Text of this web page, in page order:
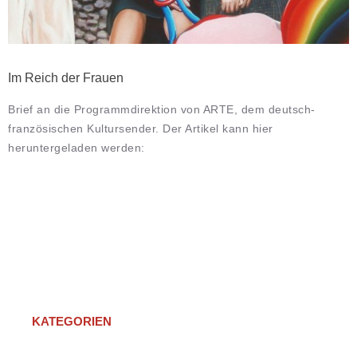
Im Reich der Frauen
Brief an die Programmdirektion von ARTE, dem deutsch-
französischen Kultursender. Der Artikel kann hier
heruntergeladen werden:
KATEGORIEN